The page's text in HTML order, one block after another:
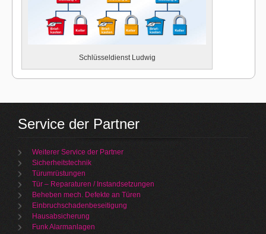
Schlüsseldienst Ludwig
Service der Partner
Weiterer Service der Partner
Sicherheitstechnik
Türumrüstungen
Tür – Reparaturen / Instandsetzungen
Beheben mech. Defekte an Türen
Einbruchschadenbeseitigung
Hausabsicherung
Funk Alarmanlagen